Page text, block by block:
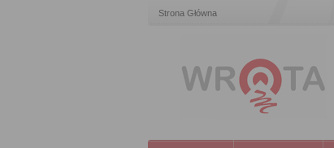
Strona Główna